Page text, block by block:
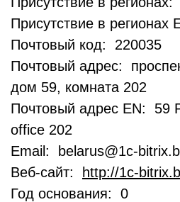
Присутствие в регионах
Почтовый код: 220035
Почтовый адрес:
дом 59, комната 202
Почтовый адрес EN: 59
office 202
Email: belarus@1c-
Веб-сайт:
http://1c-
Год основания: 0